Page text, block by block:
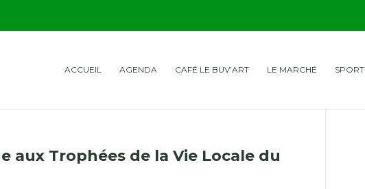
ACCUEIL AGENDA CAFÉ LE BUV’ART LE MARCHÉ SPORT
aux Trophées de la Vie Locale du